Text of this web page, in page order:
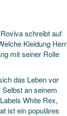
schreibt auf
Kleidung Herr
mit seiner Rolle
das Leben vor
an seinem
White Rex,
ist ein populäres